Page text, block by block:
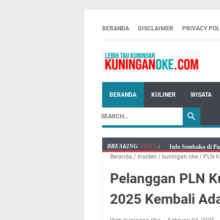
BERANDA DISCLAIMER PRIVACY
BERANDA KULINER WISATA
BREAKING NEWS :
Agenda Kegiatan
Kamis 6 Agustus
Layanan Mobil
Embun Pagi Kamis
Beranda / Insiden / kuningan oke / PLN
Pelanggan PLN
2025 Kembali